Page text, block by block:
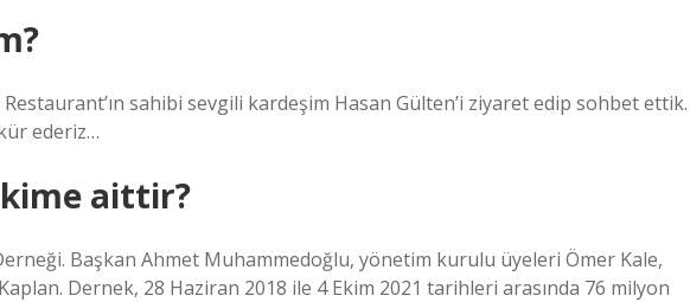
sahibi sevgili kardeşim Hasan Gülten’i ziyaret edip sohbet ettik.
ederiz…
kime aittir?
Başkan Ahmet Muhammedoğlu, yönetim kurulu üyeleri Ömer Kale,
Dernek, 28 Haziran 2018 ile 4 Ekim 2021 tarihleri ​​arasında 76 milyon